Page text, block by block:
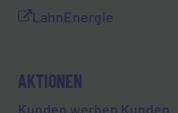
LahnEnergie
AKTIONEN
Kunden werben Kunden
Wie kann ich